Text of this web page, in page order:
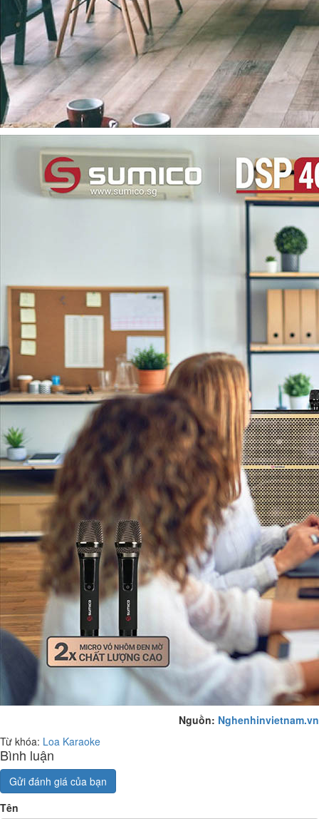
Nguồn: Nghenhinvietnam.vn
Từ khóa: Loa Karaoke
Bình luận
Gửi đánh giá của bạn
Tên